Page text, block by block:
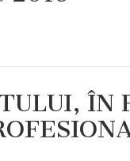
ÎN